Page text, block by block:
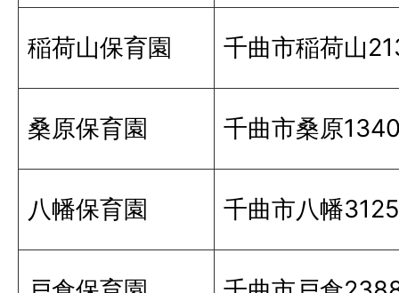
稲荷山保育園 千曲市稲荷山
桑原保育園 千曲市桑原
八幡保育園 千曲市八幡